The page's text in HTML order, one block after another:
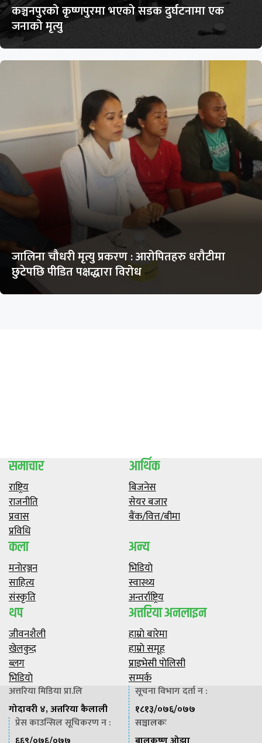
कञ्चनपुरको कृष्णपुरमा भएको सडक दुर्घटनामा एक
जनाको मृत्यु
जालिना चौधरी मृत्यु प्रकरण : आरोपितहरु धरौटीमा
छुटेपछि पीडित पक्षद्धारा विरोध
समाचार
राष्ट्रिय
राजनीति
प्रवास
प्रविधि
आर्थिक
बिजनेस
सेयर बजार
बैंक/वित्त/बीमा
कला
मनाेरञ्जन
साहित्य
संस्कृति
अन्य
भिडियाे
स्वास्थ्य
अन्तर्राष्ट्रिय
थप
जीवनशैली
खेलकुद
ब्लग
भिडियाे
अत्तरिया अनलाइन
हाम्राे बारेमा
हाम्राे समूह
प्राइभेसी पाेलिसी
सम्पर्क
अत्तरिया मिडिया प्रा.लि
गोदावरी ४, अत्तरिया कैलाली
सूचना विभाग दर्ता न :
१८१३/०७६/०७७
प्रेस काउन्सिल सूचिकरण न :
सञ्चालकः